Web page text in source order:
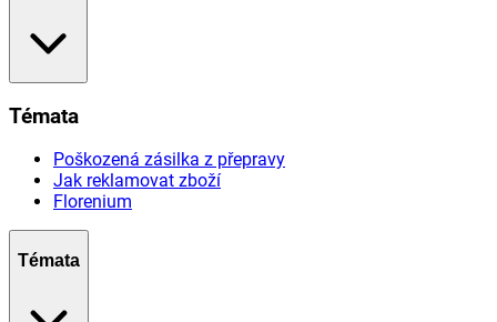
Témata
Poškozená zásilka z přepravy
Jak reklamovat zboží
Florenium
Témata